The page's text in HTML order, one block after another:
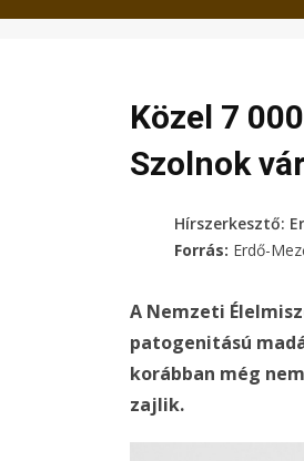
Közel 7
Szolnok
Hírszerkesztő:
Forrás: Erdő-
A Nemzeti
patogenitású
korábban még
zajlik.